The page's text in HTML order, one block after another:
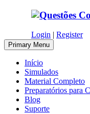
Login | Register
Primary Menu
Início
Simulados
Material Completo
Preparatórios para
Blog
Suporte